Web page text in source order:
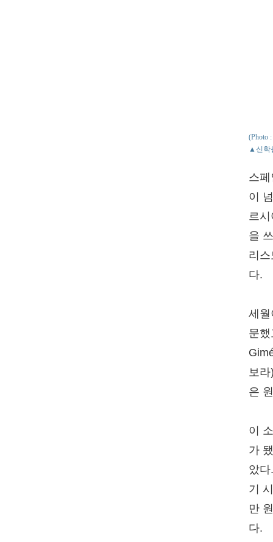
(Photo
▲신학
스
이
르
을
리
다.
세월
문
보
은
이
가
았
기
만
다.